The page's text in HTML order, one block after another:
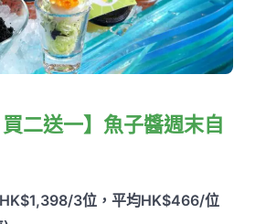
買二送一】魚子醬週末自
3位，平均HK$466/位